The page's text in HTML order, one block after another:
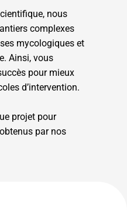
nous
complexes
mycologiques et
Ainsi, vous
pour mieux
d’intervention.
projet pour
par nos